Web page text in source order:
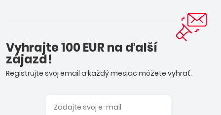
Vyhrajte 100 EUR na ďalší
zájazd!
Registrujte svoj email a každý mesiac môžete vyhrať.